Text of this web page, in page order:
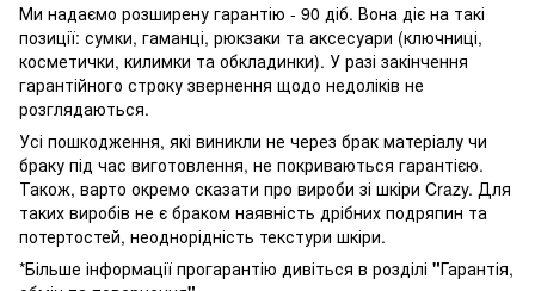
Ми надаємо розширену гарантію - 90 діб. Вона діє на такі
позиції: сумки, гаманці, рюкзаки та аксесуари (ключниці,
косметички, килимки та обкладинки). У разі закінчення
гарантійного строку звернення щодо недоліків не
розглядаються.
Усі пошкодження, які виникли не через брак матеріалу чи
браку під час виготовлення, не покриваються гарантією.
Також, варто окремо сказати про вироби зі шкіри Crazy. Для
таких виробів не є браком наявність дрібних подряпин та
потертостей, неоднорідність текстури шкіри.
*Більше інформації прогарантію дивіться в розділі "Гарантія,